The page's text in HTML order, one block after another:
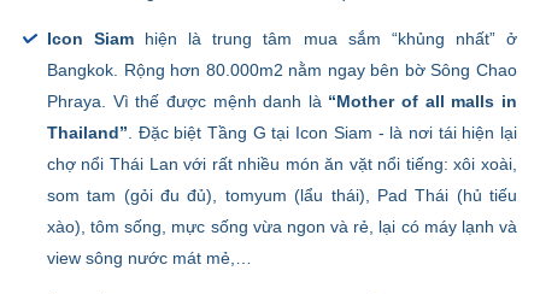
Icon Siam hiện là trung tâm mua sắm “khủng nhất” ở
Bangkok. Rộng hơn 80.000m2 nằm ngay bên bờ Sông Chao
Phraya. Vì thế được mệnh danh là “Mother of all malls in
Thailand” . Đặc biệt Tầng G tại Icon Siam - là nơi tái hiện lại
chợ nổi Thái Lan với rất nhiều món ăn vặt nổi tiếng: xôi xoài,
som tam (gỏi đu đủ), tomyum (lẩu thái), Pad Thái (hủ tiếu
xào), tôm sống, mực sống vừa ngon và rẻ, lại có máy lạnh và
view sông nước mát mẻ,…